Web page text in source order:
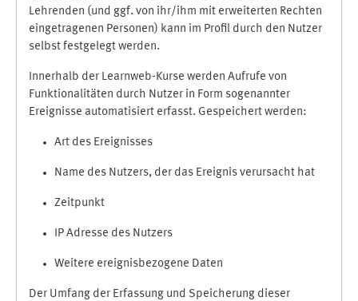
Lehrenden (und ggf. von ihr/ihm mit erweiterten Rechten
eingetragenen Personen) kann im Profil durch den Nutzer
selbst festgelegt werden.
Innerhalb der Learnweb-Kurse werden Aufrufe von
Funktionalitäten durch Nutzer in Form sogenannter
Ereignisse automatisiert erfasst. Gespeichert werden:
Art des Ereignisses
Name des Nutzers, der das Ereignis verursacht hat
Zeitpunkt
IP Adresse des Nutzers
Weitere ereignisbezogene Daten
Der Umfang der Erfassung und Speicherung dieser